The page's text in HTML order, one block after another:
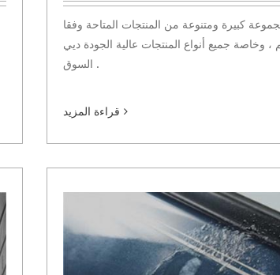
كبيرة ومتنوعة من المنتجات المتاحة وفقا
، وخاصة جميع أنواع المنتجات عالية الجودة ديي
السوق .
قراءة المزيد